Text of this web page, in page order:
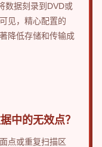
数据刻录到DVD或
见，精心配置的
降低存储和传输成
中的无效点？
点或重复扫描区